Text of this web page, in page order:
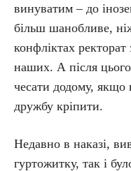
винуватим – до
більш шанобливе,
конфліктах
наших. А після
чесати додому, якщо
дружбу кріпити.
Недавно в наказі,
гуртожитку, так і